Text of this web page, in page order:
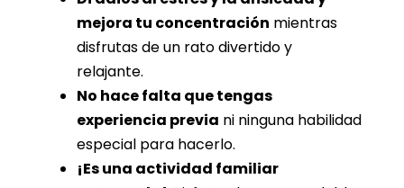
mejora tu concentración mientras
disfrutas de un rato divertido y
relajante.
No hace falta que tengas
experiencia previa ni ninguna habilidad
especial para hacerlo.
¡Es una actividad familiar